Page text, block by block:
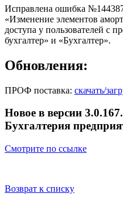
Исправлена ошибка
«Изменение элементов
доступа у пользователей с
бухгалтер» и «Бухгалтер».
Обновления:
ПРОФ поставка: скачать/
Новое в версии
Бухгалтерия
Смотрите по ссылке
Возврат к списку